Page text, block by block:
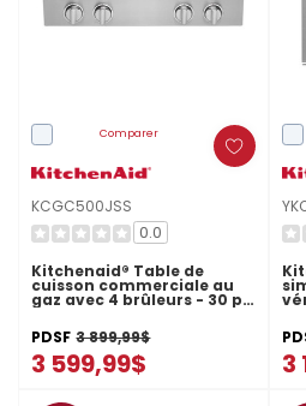
Comparer
KCGC500JSS
0.0
Kitchenaid® Table de
cuisson commerciale au
gaz avec 4 brûleurs - 30 po
KCGC500JSS
PDSF 3 899,99$
3 599,99$ 3